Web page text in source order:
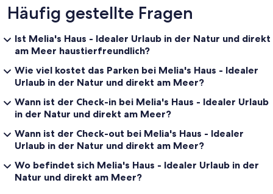
Häufig gestellte Fragen
Ist Melia's Haus - Idealer Urlaub in der Natur und direkt
am Meer haustierfreundlich?
Wie viel kostet das Parken bei Melia's Haus - Idealer
Urlaub in der Natur und direkt am Meer?
Wann ist der Check-in bei Melia's Haus - Idealer Urlaub
in der Natur und direkt am Meer?
Wann ist der Check-out bei Melia's Haus - Idealer
Urlaub in der Natur und direkt am Meer?
Wo befindet sich Melia's Haus - Idealer Urlaub in der
Natur und direkt am Meer?